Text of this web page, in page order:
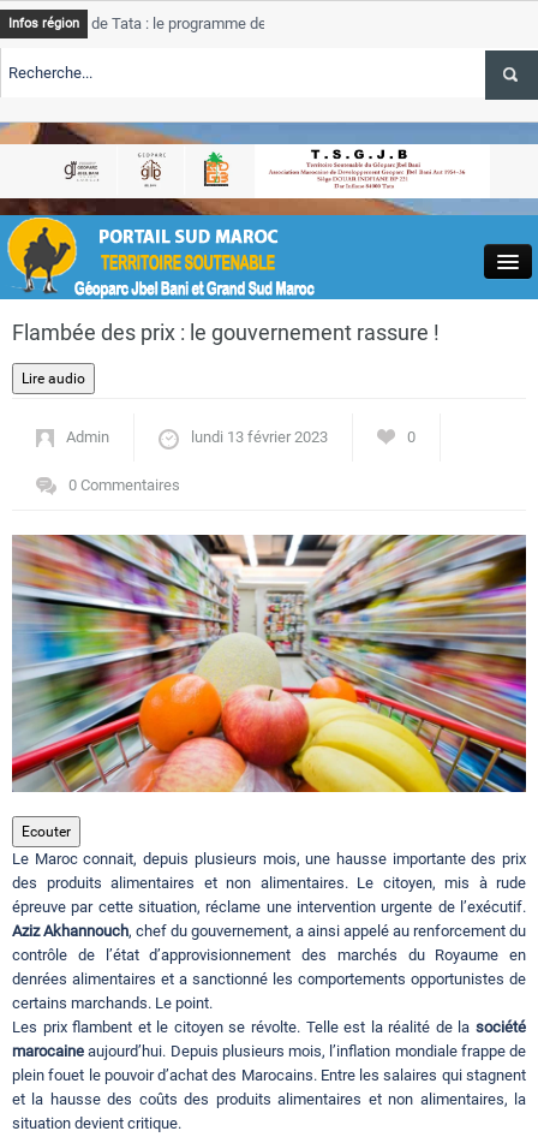
Close
Actualités
Circuits touristiques
Tourisme
Régions
Hotels
Evenements
Contact
Infos région
de Tata : le programme de rehabilitation post-inondations
TSGJB Tourisme : l’ONMT renforce l’aerien a Dakhla et
Tata
TSGJB Tourisme au Maroc : Transavia renforce les vols Paris-
Flambée des prix : le gouvernement rassure !
Admin lundi 13 février 2023 0
0 Commentaires
Ecouter
Le Maroc connait, depuis plusieurs mois, une hausse importante des prix
des produits alimentaires et non alimentaires. Le citoyen, mis à rude
épreuve par cette situation, réclame une intervention urgente de l’exécutif.
Aziz Akhannouch, chef du gouvernement, a ainsi appelé au renforcement du
contrôle de l’état d’approvisionnement des marchés du Royaume en
denrées alimentaires et a sanctionné les comportements opportunistes de
certains marchands. Le point.
Les prix flambent et le citoyen se révolte. Telle est la réalité de la société
marocaine aujourd’hui. Depuis plusieurs mois, l’inflation mondiale frappe de
plein fouet le pouvoir d’achat des Marocains. Entre les salaires qui stagnent
et la hausse des coûts des produits alimentaires et non alimentaires, la
situation devient critique.